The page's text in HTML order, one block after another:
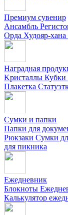
Премиум сувенир
Ансамбль
Орда Худояр-хана
Наградная
Kристаллы Кубки
Плакетка
Сумки и папки
Папки для
Рюкзаки Сумки
для пикника
Ежедневник
Блокноты
Калькулятор